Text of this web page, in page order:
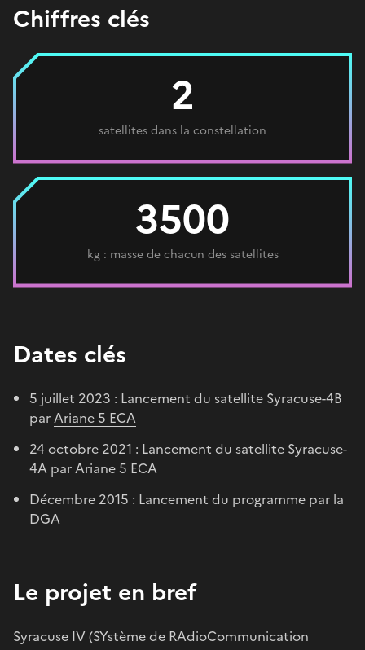
Chiffres clés
2
satellites dans la constellation
3500
kg : masse de chacun des satellites
Dates clés
5 juillet 2023 : Lancement du satellite Syracuse-4B
parAriane 5 ECA
24 octobre 2021 : Lancement du satellite Syracuse-
4A parAriane 5 ECA
Décembre 2015 : Lancement du programme par la
DGA
Le projet en bref
Syracuse IV (SYstème de RAdioCommunication